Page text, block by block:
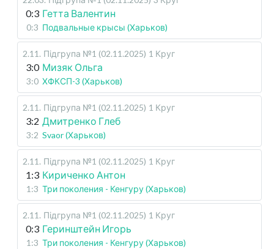
0:3 Гетта Валентин
0:3 Подвальные крысы (Харьков)
2.11 . Підгрупа №1 (02.11.2025) 1 Круг
3:0 Мизяк Ольга
3:0 ХФКСП-3 (Харьков)
2.11 . Підгрупа №1 (02.11.2025) 1 Круг
3:2 Дмитренко Глеб
3:2 Svaor (Харьков)
2.11 . Підгрупа №1 (02.11.2025) 1 Круг
1:3 Кириченко Антон
1:3 Три поколения - Кенгуру (Харьков)
2.11 . Підгрупа №1 (02.11.2025) 1 Круг
0:3 Геринштейн Игорь
1:3 Три поколения - Кенгуру (Харьков)